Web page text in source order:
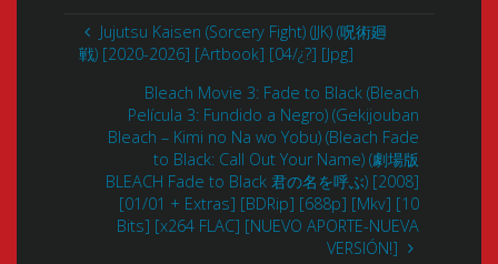
Jujutsu Kaisen (Sorcery Fight) (JJK) (呪術廻
戦) [2020-2026] [Artbook] [04/¿?] [Jpg]
Bleach Movie 3: Fade to Black (Bleach
Película 3: Fundido a Negro) (Gekijouban
Bleach – Kimi no Na wo Yobu) (Bleach Fade
to Black: Call Out Your Name) (劇場版
BLEACH Fade to Black 君の名を呼ぶ) [2008]
[01/01 + Extras] [BDRip] [688p] [Mkv] [10
Bits] [x264 FLAC] [NUEVO APORTE-NUEVA
VERSIÓN!]